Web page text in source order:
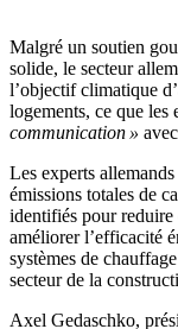
Malgré un soutien
solide, le secteur
l’objectif climatique
logements, ce que les
communication »
Les experts
émissions totales de
identifiés pour reduire
améliorer l’efficacité
systèmes de
secteur de la
Axel Gedaschko,